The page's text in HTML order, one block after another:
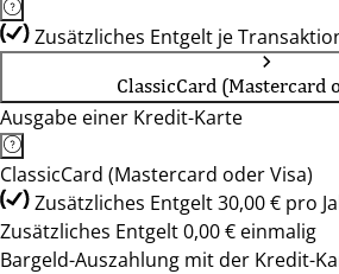
Zusätzliches Entgelt je
ClassicCard (Mastercard
Ausgabe einer Kredit-Karte
ClassicCard (Mastercard oder Visa)
Zusätzliches Entgelt 30,00 € pro
Zusätzliches Entgelt 0,00 € einmalig
Bargeld-Auszahlung mit der Kredit-